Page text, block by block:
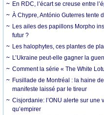
En RDC, l’écart se creuse entre
À Chypre, António Guterres tente
Les ailes des papillons Morpho
futur ?
Les halophytes, ces plantes de
L’Ukraine peut-elle gagner la
Comment la série « The White
Fusillade de Montréal : la haine
manifeste laissé par le tireur
Cisjordanie: l’ONU alerte sur
qu’empirer